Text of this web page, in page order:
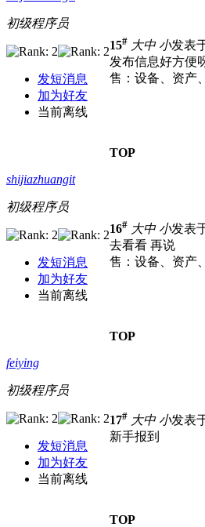
初级程序员
发短消息
加为好友
当前离线
15# 大中 小发表
发布信息好方便
售：设备、资产
TOP
shijiazhuangit
初级程序员
发短消息
加为好友
当前离线
16# 大中 小发表
去看看 再说
售：设备、资产
TOP
feiying
初级程序员
发短消息
加为好友
当前离线
17# 大中 小发表
新手报到
TOP